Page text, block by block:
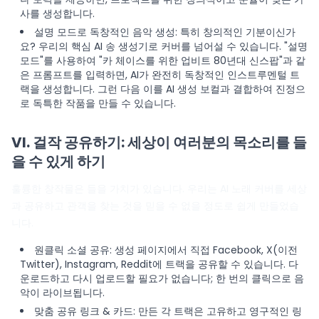
사를 생성합니다.
설명 모드로 독창적인 음악 생성: 특히 창의적인 기분이신가
요? 우리의 핵심 AI 송 생성기로 커버를 넘어설 수 있습니다. "설명
모드"를 사용하여 "카 체이스를 위한 업비트 80년대 신스팝"과 같
은 프롬프트를 입력하면, AI가 완전히 독창적인 인스트루멘털 트
랙을 생성합니다. 그런 다음 이를 AI 생성 보컬과 결합하여 진정으
로 독특한 작품을 만들 수 있습니다.
VI. 걸작 공유하기: 세상이 여러분의 목소리를 들
을 수 있게 하기
원클릭 소셜 공유: 생성 페이지에서 직접 Facebook, X(이전
Twitter), Instagram, Reddit에 트랙을 공유할 수 있습니다. 다
운로드하고 다시 업로드할 필요가 없습니다; 한 번의 클릭으로 음
악이 라이브됩니다.
맞춤 공유 링크 & 카드: 만든 각 트랙은 고유하고 영구적인 링